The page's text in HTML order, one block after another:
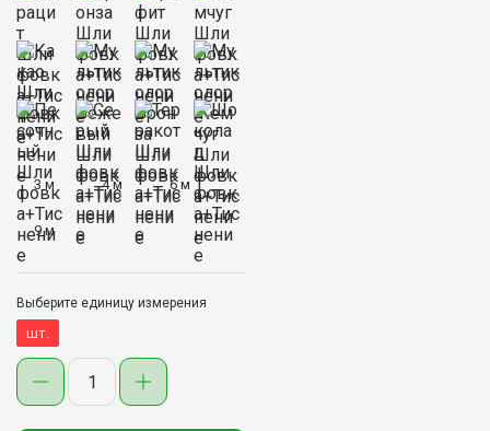
3 м 4 м 6 м
9 м
Выберите единицу измерения
шт.
Количество
товара